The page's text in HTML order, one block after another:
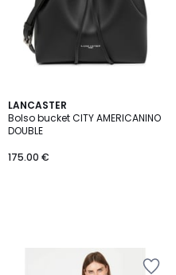
LANCASTER
Bolso bucket CITY AMERICANINO
DOUBLE
175.00 €